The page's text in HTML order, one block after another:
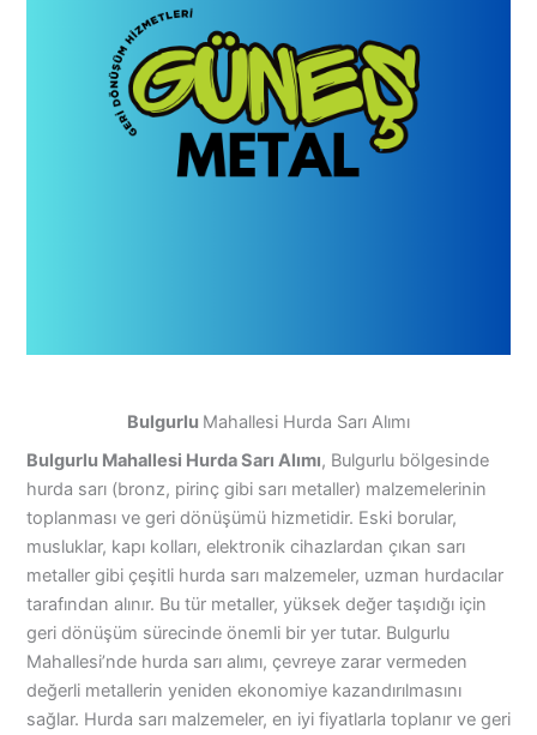
Bulgurlu Mahallesi Hurda Sarı Alımı
Bulgurlu Mahallesi Hurda Sarı Alımı, Bulgurlu bölgesinde
hurda sarı (bronz, pirinç gibi sarı metaller) malzemelerinin
toplanması ve geri dönüşümü hizmetidir. Eski borular,
musluklar, kapı kolları, elektronik cihazlardan çıkan sarı
metaller gibi çeşitli hurda sarı malzemeler, uzman hurdacılar
tarafından alınır. Bu tür metaller, yüksek değer taşıdığı için
geri dönüşüm sürecinde önemli bir yer tutar. Bulgurlu
Mahallesi’nde hurda sarı alımı, çevreye zarar vermeden
değerli metallerin yeniden ekonomiye kazandırılmasını
sağlar. Hurda sarı malzemeler, en iyi fiyatlarla toplanır ve geri